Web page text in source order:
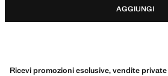
AGGIUNGI
Ricevi promozioni esclusive, vendite